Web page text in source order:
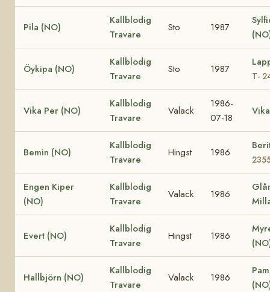
Pila (NO)
Kallblodig
Travare
Sto 1987
Öykipa (NO)
Kallblodig
Travare
Sto 1987
T-
Vika Per (NO)
Kallblodig
Travare
Valack
1986-
07-18
Bemin (NO)
Kallblodig
Travare
Hingst 1986
Engen Kiper
(NO)
Kallblodig
Travare
Valack 1986
Evert (NO)
Kallblodig
Travare
Hingst 1986
Hallbjörn (NO)
Kallblodig
Travare
Valack 1986